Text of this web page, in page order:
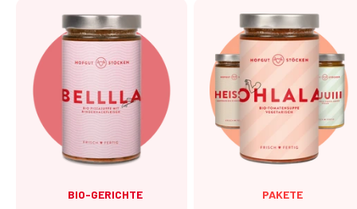
BIO-GERICHTE PAKETE